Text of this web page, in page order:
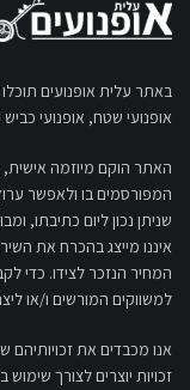
באתר עלית אופנועים
אופנועי שטח, אופנועי כביש
האתר הוקם מיוזמה
המפורסמים בו ולאפשר
שניתן נכון ליום כתיבתו,
איננו מייצג בהכרח את
המחיר הנזכר לצידו. כדי
למשווקים המורשים ו/או
אנו מכבדים את זכויותיהם
זכויות יוצרים לצורך